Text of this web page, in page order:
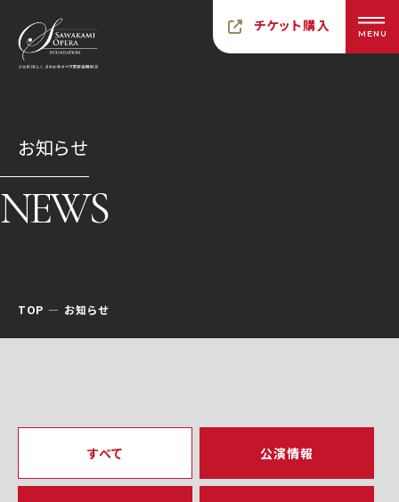
チケット購入 MENU
お知らせ
NEWS
TOP お知らせ
すべて 公演情報